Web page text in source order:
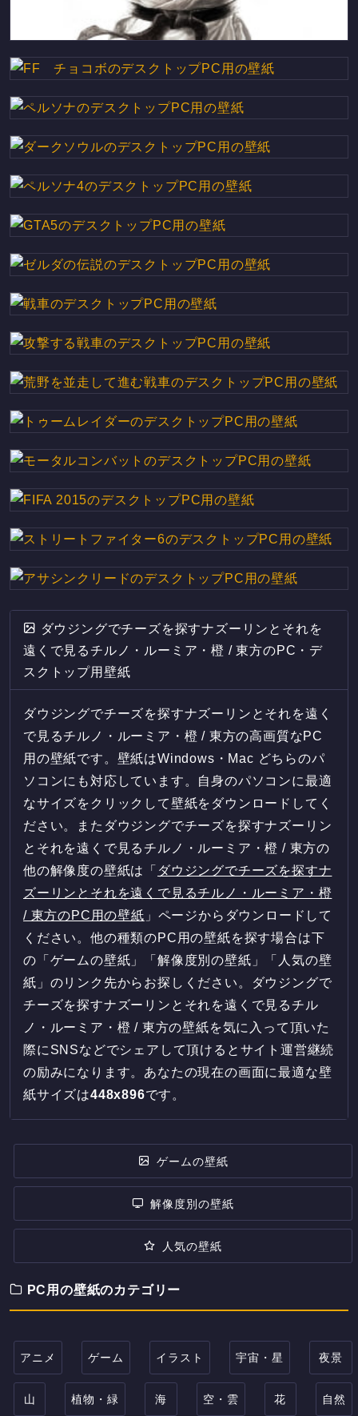
ダウジングでチーズを探すナズーリンとそれを
遠くで見るチルノ・ルーミア・橙 / 東方のPC・デ
スクトップ用壁紙
ダウジングでチーズを探すナズーリンとそれを遠く
で見るチルノ・ルーミア・橙 / 東方の高画質なPC
用の壁紙です。壁紙はWindows・Mac どちらのパ
ソコンにも対応しています。自身のパソコンに最適
なサイズをクリックして壁紙をダウンロードしてく
ださい。またダウジングでチーズを探すナズーリン
とそれを遠くで見るチルノ・ルーミア・橙 / 東方の
他の解像度の壁紙は「 ダウジングでチーズを探すナ
ズーリンとそれを遠くで見るチルノ・ルーミア・橙
/ 東方のPC用の壁紙 」ページからダウンロードして
ください。他の種類のPC用の壁紙を探す場合は下
の「ゲームの壁紙」「解像度別の壁紙」「人気の壁
紙」のリンク先からお探しください。ダウジングで
チーズを探すナズーリンとそれを遠くで見るチル
ノ・ルーミア・橙 / 東方の壁紙を気に入って頂いた
際にSNSなどでシェアして頂けるとサイト運営継続
の励みになります。あなたの現在の画面に最適な壁
紙サイズは448x896です。
ゲームの壁紙
解像度別の壁紙
人気の壁紙
PC用の壁紙のカテゴリー
アニメ ゲーム イラスト 宇宙・星 夜景
山 植物・緑 海 空・雲 花 自然